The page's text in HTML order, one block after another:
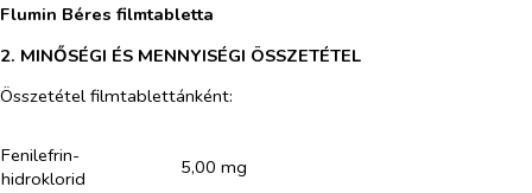
Flumin Béres filmtabletta
2. MINŐSÉGI ÉS MENNYISÉGI ÖSSZETÉTEL
Összetétel filmtablettánként:
Fenilefrin-
hidroklorid
5,00 mg